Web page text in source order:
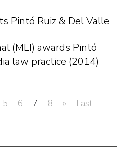
Pintó Ruiz & Del Valle
(MLI) awards Pintó
law practice (2014)
5 6 7 8 » Last